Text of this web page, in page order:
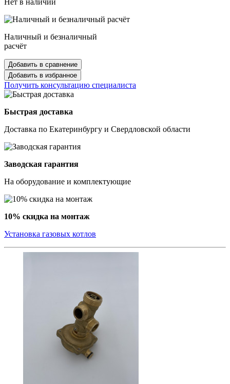
Наличный и безналичный
расчёт
Добавить в сравнение
Добавить в избранное
Получить консультацию специалиста
Быстрая доставка
Доставка по Екатеринбургу и Свердловской области
Заводская гарантия
На оборудование и комплектующие
10% скидка на монтаж
Установка газовых котлов